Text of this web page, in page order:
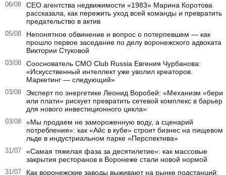
06/08
CEO агентства недвижимости «1983» Марина Коротова
рассказала, как пережить уход всей команды и превратить
предательство в актив
05/08
Непонятное обвинение и вопрос о потерпевшем — как
прошло первое заседание по делу воронежского адвоката
Виктории Стуковой
03/08
Сооснователь CMO Club Russia Евгения Чурбанова:
«Искусственный интеллект уже уволил креаторов.
Маркетинг — следующий»
03/08
Эксперт по энергетике Леонид Воробей: «Механизм «бери
или плати» рискует превратить сетевой комплекс в барьер
для нового инвестиционного цикла»
03/08
«Мы продаем не замороженную воду, а сценарий
потребления»: как «Айс в кубе» строит бизнес на пищевом
льде в индустриальном парке «Перспектива»
31/07
«Самая тяжелая фаза за десятилетие»: как массовые
закрытия ресторанов в Воронеже стали новой нормой
31/07 Как воронежские заводы выживают на рынке подстанций: